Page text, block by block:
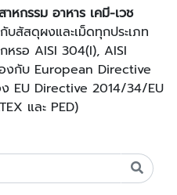
หกรรม อาหาร เคมี-เวช
สัสดุผงและเม็ดทุกประเภท
หรอ AISI 304(I), AISI
งกับ European Directive
EU Directive 2014/34/EU
และ PED)